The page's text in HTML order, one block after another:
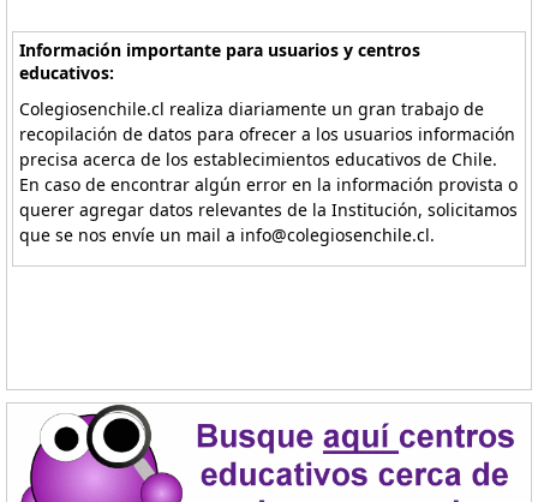
Información importante para usuarios y centros
educativos:
Colegiosenchile.cl realiza diariamente un gran trabajo de
recopilación de datos para ofrecer a los usuarios información
precisa acerca de los establecimientos educativos de Chile.
En caso de encontrar algún error en la información provista o
querer agregar datos relevantes de la Institución, solicitamos
que se nos envíe un mail a info@colegiosenchile.cl.